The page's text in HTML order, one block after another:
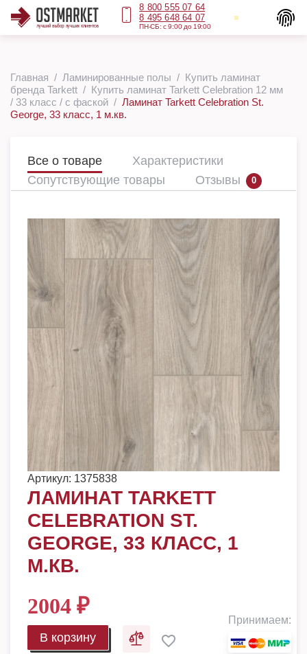
8 800 555 07 64
8 495 648 64 07
ПН-СБ: с 9:00 до 19:00
Главная Ламинированные полы
Купить ламинат
бренда Tarkett
Купить ламинат Tarkett Celebration 12 мм
/ 33 класс / с фаской
Ламинат Tarkett Celebration St.
George, 33 класс, 1 м.кв.
Все о товаре
Характеристики
Сопутствующие товары
Отзывы 0
Артикул: 1375838
ЛАМИНАТ TARKETT
CELEBRATION ST.
GEORGE, 33 КЛАСС, 1
М.КВ.
2004 ₽
В корзину
Принимаем: